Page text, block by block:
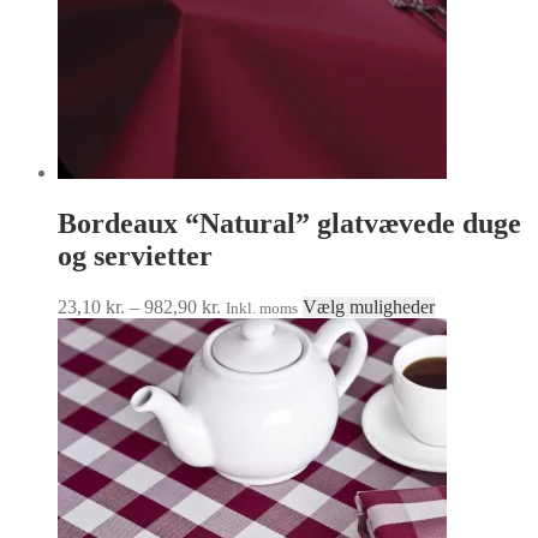
Bordeaux “Natural” glatvævede duge
og servietter
23,10 kr. – 982,90 kr. Prisinterval:
23,10 kr.
982,90 kr.
Inkl. moms Vælg mulighederDette
vare
flere
varianter.
på
varesiden